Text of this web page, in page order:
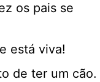
os pais se
está viva!
de ter um cão.